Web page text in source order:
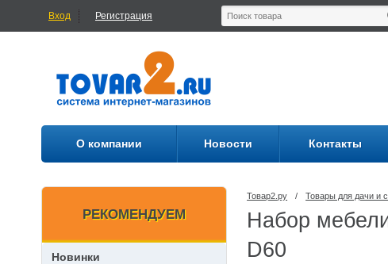
Вход Регистрация
О компании Новости Контакты
Товар2.ру / Товары для дачи и
Набор
D60
РЕКОМЕНДУЕМ
Новинки